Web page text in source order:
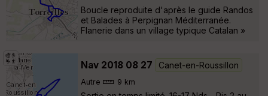
Boucle reproduite d'après le guide Randos
et Balades à Perpignan Méditerranée.
Flanerie dans un village typique Catalan »
Nav 2018 08 27 Canet-en-Roussillon
Autre 9 km